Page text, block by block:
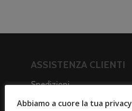
ASSISTENZA CLIENTI
Spedizioni
Metodi di pagamento
Abbiamo a cuore la tua privacy